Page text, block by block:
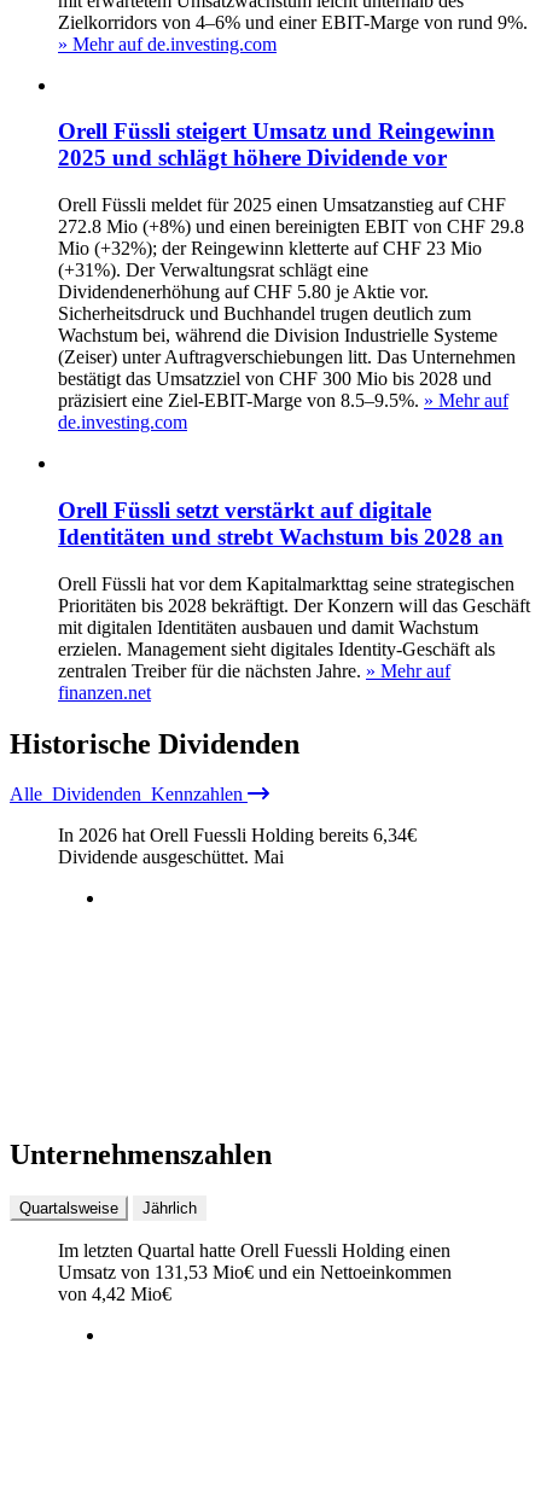
Zielkorridors von 4–6% und einer EBIT-Marge von rund 9%.
» Mehr auf de.investing.com
Orell Füssli steigert Umsatz und Reingewinn
2025 und schlägt höhere Dividende vor
Orell Füssli meldet für 2025 einen Umsatzanstieg auf CHF
272.8 Mio (+8%) und einen bereinigten EBIT von CHF 29.8
Mio (+32%); der Reingewinn kletterte auf CHF 23 Mio
(+31%). Der Verwaltungsrat schlägt eine
Dividendenerhöhung auf CHF 5.80 je Aktie vor.
Sicherheitsdruck und Buchhandel trugen deutlich zum
Wachstum bei, während die Division Industrielle Systeme
(Zeiser) unter Auftragverschiebungen litt. Das Unternehmen
bestätigt das Umsatzziel von CHF 300 Mio bis 2028 und
präzisiert eine Ziel-EBIT-Marge von 8.5–9.5%. » Mehr auf
de.investing.com
Orell Füssli setzt verstärkt auf digitale
Identitäten und strebt Wachstum bis 2028 an
Orell Füssli hat vor dem Kapitalmarkttag seine strategischen
Prioritäten bis 2028 bekräftigt. Der Konzern will das Geschäft
mit digitalen Identitäten ausbauen und damit Wachstum
erzielen. Management sieht digitales Identity-Geschäft als
zentralen Treiber für die nächsten Jahre. » Mehr auf
finanzen.net
Historische Dividenden
Alle Dividenden Kennzahlen
In 2026 hat Orell Fuessli Holding bereits 6,34€
Dividende ausgeschüttet. Mai
Unternehmenszahlen
Quartalsweise Jährlich
Im letzten Quartal hatte Orell Fuessli Holding einen
Umsatz von 131,53 Mio€ und ein Nettoeinkommen
von 4,42 Mio€